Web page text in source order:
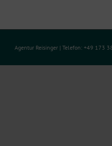
Agentur Reisinger | Telefon: +49 173